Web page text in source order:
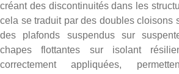
créant des discontinuités dans les
cela se traduit par des doubles cloisons
des plafonds suspendus sur
chapes flottantes sur isolant
correctement appliquées,